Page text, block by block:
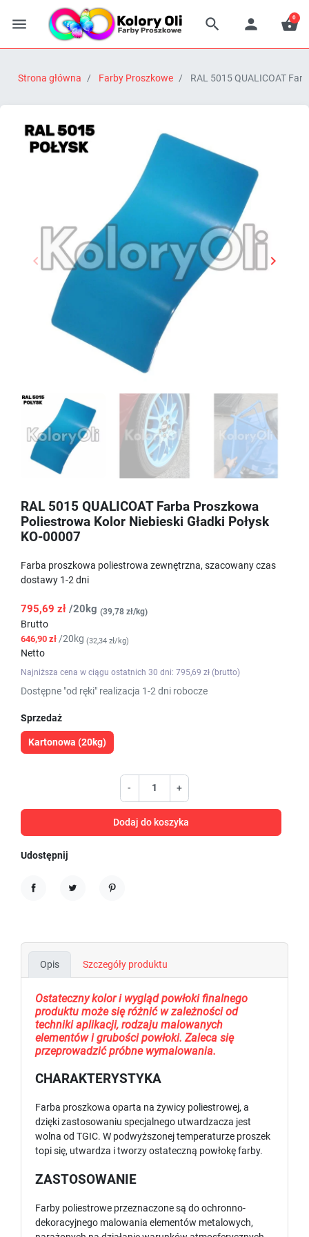
   
0
Strona główna Farby Proszkowe RAL 5015 QUALICOAT
Poprzedni
 
RAL 5015 QUALICOAT Farba Proszkowa
Poliestrowa Kolor Niebieski Gładki Połysk
KO-00007
Farba proszkowa poliestrowa zewnętrzna, szacowany czas
dostawy 1-2 dni
795,69 zł /20kg (39,78 zł/kg)
Brutto
646,90 zł /20kg (32,34 zł/kg)
Netto
Najniższa cena w ciągu ostatnich 30 dni: 795,69 zł (brutto)
Dostępne "od ręki" realizacja 1-2 dni robocze
Sprzedaż
Kartonowa (20kg)
- +
Dodaj do koszyka
Udostępnij
Opis Szczegóły produktu
Ostateczny kolor i wygląd powłoki finalnego
produktu może się różnić w zależności od
techniki aplikacji, rodzaju malowanych
elementów i grubości powłoki. Zaleca się
przeprowadzić próbne wymalowania.
CHARAKTERYSTYKA
Farba proszkowa oparta na żywicy poliestrowej, a
dzięki zastosowaniu specjalnego utwardzacza jest
wolna od TGIC. W podwyższonej temperaturze proszek
topi się, utwardza i tworzy ostateczną powłokę farby.
ZASTOSOWANIE
Farby poliestrowe przeznaczone są do ochronno-
dekoracyjnego malowania elementów metalowych,